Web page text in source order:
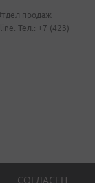
СОГЛАСЕН
продаж
Тел.: +7 (423)